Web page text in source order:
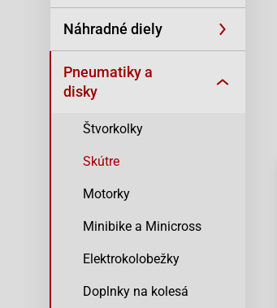
Náhradné diely
Pneumatiky a
disky
Štvorkolky
Skútre
Motorky
Minibike a Minicross
Elektrokolobežky
Doplnky na kolesá